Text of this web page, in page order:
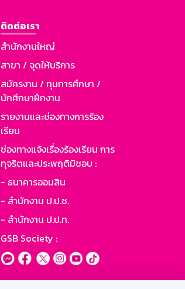
ติดต่อเรา
สำนักงานใหญ่
สาขา / จุดให้บริการ
สมัครงาน / ทุนการศึกษา /
นักศึกษาฝึกงาน
รายงานและช่องทางการร้อง
เรียน
ช่องทางแจ้งเรื่องร้องเรียน การ
ทุจริตและประพฤติมิชอบ :
- ธนาคารออมสิน
- สำนักงาน ป.ป.ช.
- สำนักงาน ป.ป.ท.
GSB Society :